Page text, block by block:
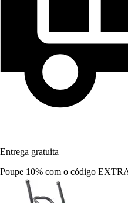
Entrega gratuita
Poupe 10% com o código